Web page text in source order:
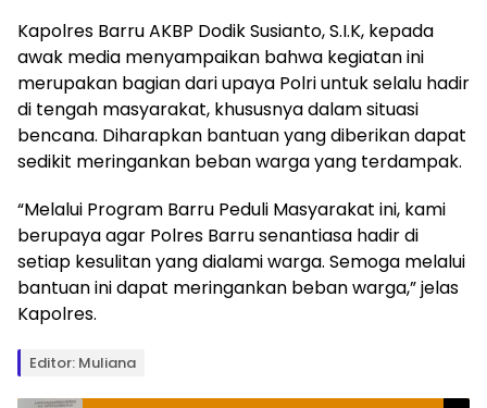
Kapolres Barru AKBP Dodik Susianto, S.I.K, kepada
awak media menyampaikan bahwa kegiatan ini
merupakan bagian dari upaya Polri untuk selalu hadir
di tengah masyarakat, khususnya dalam situasi
bencana. Diharapkan bantuan yang diberikan dapat
sedikit meringankan beban warga yang terdampak.
“Melalui Program Barru Peduli Masyarakat ini, kami
berupaya agar Polres Barru senantiasa hadir di
setiap kesulitan yang dialami warga. Semoga melalui
bantuan ini dapat meringankan beban warga,” jelas
Kapolres.
Editor: Muliana